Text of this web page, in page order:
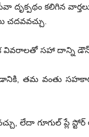
దృక్పథం కలిగిన
చదవవచ్చు.
వివరాలతో సహా దాన్ని డౌన్
తమ వంతు
లేదా గూగుల్ ప్లే స్టోర్